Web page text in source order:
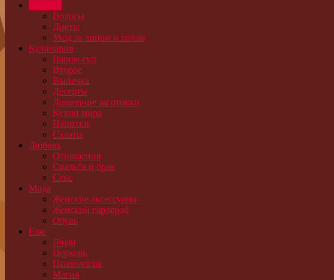
Волосы
Диеты
Уход за лицом и телом
Кулинария
Варим суп
Второе
Выпечка
Десерты
Домашние заготовки
Кухни мира
Напитки
Салаты
Любовь
Отношения
Свадьба и брак
Секс
Мода
Женские аксессуары
Женский гардероб
Обувь
Еще
Люди
Церковь
Психология
Магия